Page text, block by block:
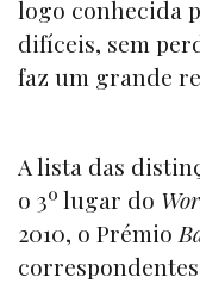
logo conhecida
difíceis, sem
faz um grande
A lista das
o 3º lugar do
2010, o Prémio